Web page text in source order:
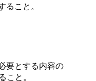
ること。
要とする内容の
こと。